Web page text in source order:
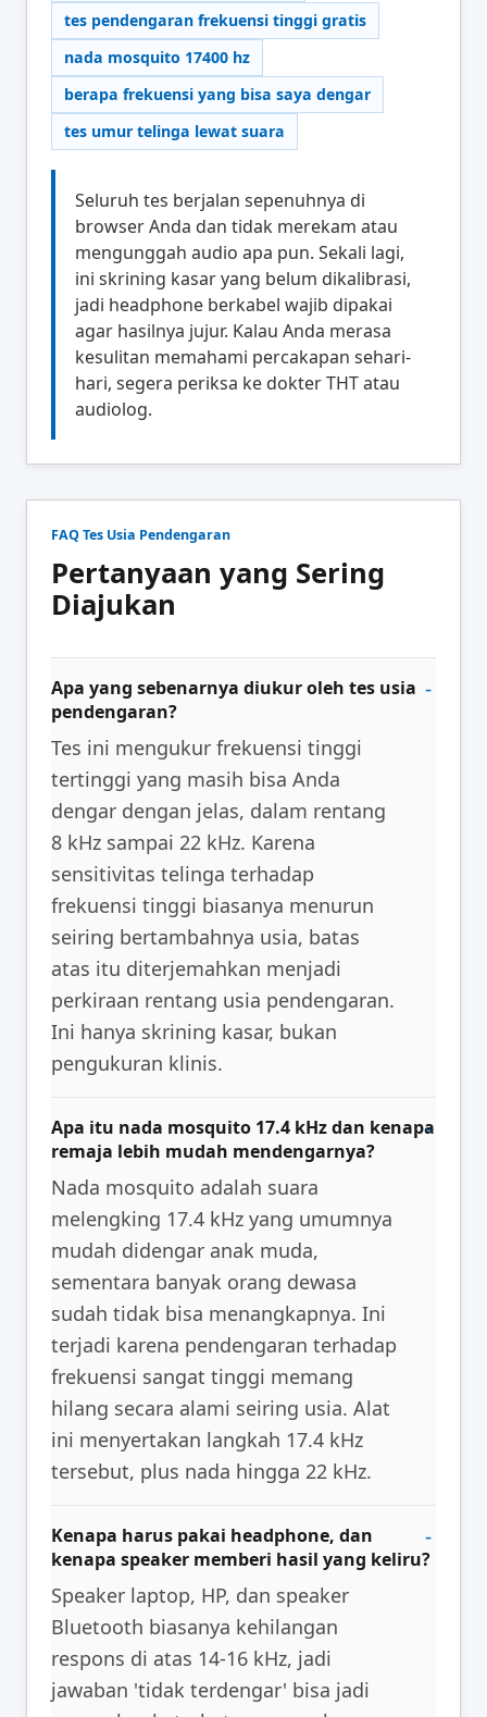
tes pendengaran frekuensi tinggi gratis
nada mosquito 17400 hz
berapa frekuensi yang bisa saya dengar
tes umur telinga lewat suara
Seluruh tes berjalan sepenuhnya di
browser Anda dan tidak merekam atau
mengunggah audio apa pun. Sekali lagi,
ini skrining kasar yang belum dikalibrasi,
jadi headphone berkabel wajib dipakai
agar hasilnya jujur. Kalau Anda merasa
kesulitan memahami percakapan sehari-
hari, segera periksa ke dokter THT atau
audiolog.
FAQ Tes Usia Pendengaran
Pertanyaan yang Sering
Diajukan
Apa yang sebenarnya diukur oleh tes usia
pendengaran?
Tes ini mengukur frekuensi tinggi
tertinggi yang masih bisa Anda
dengar dengan jelas, dalam rentang
8 kHz sampai 22 kHz. Karena
sensitivitas telinga terhadap
frekuensi tinggi biasanya menurun
seiring bertambahnya usia, batas
atas itu diterjemahkan menjadi
perkiraan rentang usia pendengaran.
Ini hanya skrining kasar, bukan
pengukuran klinis.
Apa itu nada mosquito 17.4 kHz dan kenapa
remaja lebih mudah mendengarnya?
Nada mosquito adalah suara
melengking 17.4 kHz yang umumnya
mudah didengar anak muda,
sementara banyak orang dewasa
sudah tidak bisa menangkapnya. Ini
terjadi karena pendengaran terhadap
frekuensi sangat tinggi memang
hilang secara alami seiring usia. Alat
ini menyertakan langkah 17.4 kHz
tersebut, plus nada hingga 22 kHz.
Kenapa harus pakai headphone, dan
kenapa speaker memberi hasil yang keliru?
Speaker laptop, HP, dan speaker
Bluetooth biasanya kehilangan
respons di atas 14-16 kHz, jadi
jawaban 'tidak terdengar' bisa jadi